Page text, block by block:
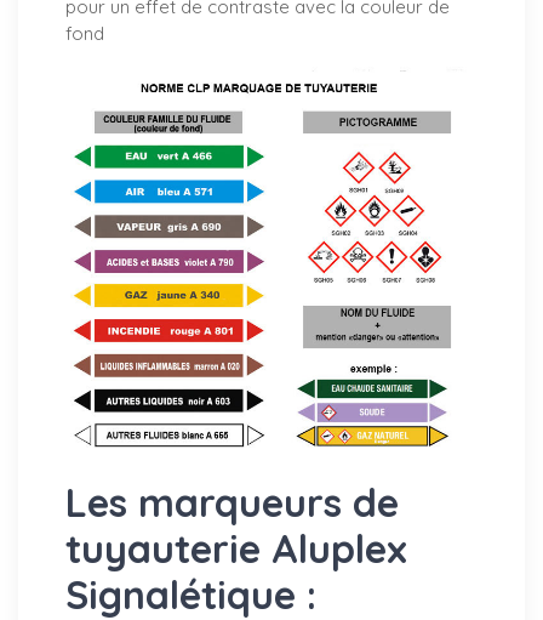
pour un effet de contraste avec la couleur de
fond
Les marqueurs de
tuyauterie Aluplex
Signalétique :